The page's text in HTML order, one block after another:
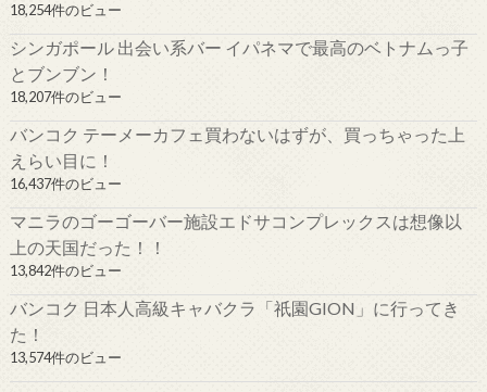
18,254件のビュー
シンガポール 出会い系バー イパネマで最高のベトナムっ子
とブンブン！
18,207件のビュー
バンコク テーメーカフェ買わないはずが、買っちゃった上
えらい目に！
16,437件のビュー
マニラのゴーゴーバー施設エドサコンプレックスは想像以
上の天国だった！！
13,842件のビュー
バンコク 日本人高級キャバクラ「祇園GION」に行ってき
た！
13,574件のビュー